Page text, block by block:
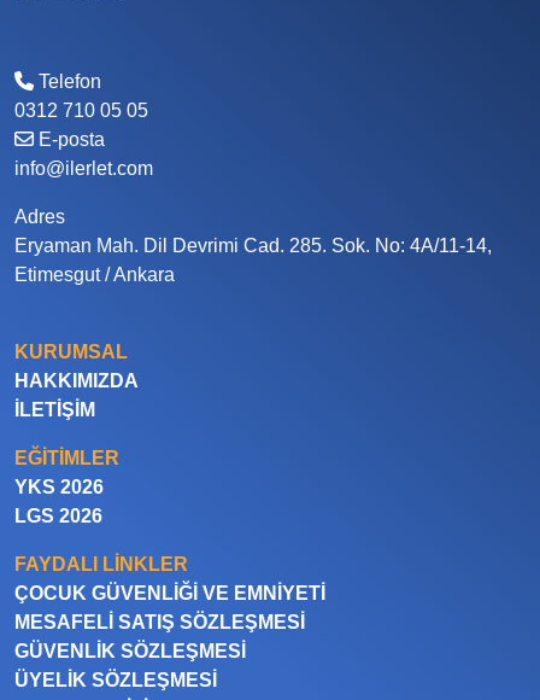
Telefon
0312 710 05 05
E-posta
info@ilerlet.com
Adres
Eryaman Mah. Dil Devrimi Cad. 285. Sok. No: 4A/11-14,
Etimesgut / Ankara
KURUMSAL
HAKKIMIZDA
İLETIŞIM
EĞITIMLER
YKS 2026
LGS 2026
FAYDALI LINKLER
ÇOCUK GÜVENLIĞI VE EMNIYETI
MESAFELI SATIŞ SÖZLEŞMESI
GÜVENLIK SÖZLEŞMESI
ÜYELIK SÖZLEŞMESI